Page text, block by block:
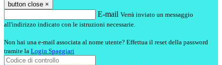
button close ×
E-mail Verrà inviato un messaggio
all'indirizzo indicato con le istruzioni necessarie.
Non hai una e-mail associata al nome utente? Effettua il reset della password
tramite la Login Spaggiari